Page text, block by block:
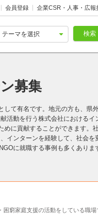
会員登録 企業CSR・人事・広報
検索
募集
て有名です。地元の方も、県
活動を行う株式会社におけるイ
に貢献することができます。
インターンを経験して、社会
に就職する事例も多くありま
窮家庭支援の活動をしている職